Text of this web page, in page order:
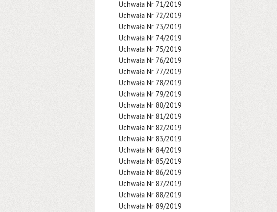
Uchwała Nr 71/2019
Uchwała Nr 72/2019
Uchwała Nr 73/2019
Uchwała Nr 74/2019
Uchwała Nr 75/2019
Uchwała Nr 76/2019
Uchwała Nr 77/2019
Uchwała Nr 78/2019
Uchwała Nr 79/2019
Uchwała Nr 80/2019
Uchwała Nr 81/2019
Uchwała Nr 82/2019
Uchwała Nr 83/2019
Uchwała Nr 84/2019
Uchwała Nr 85/2019
Uchwała Nr 86/2019
Uchwała Nr 87/2019
Uchwała Nr 88/2019
Uchwała Nr 89/2019